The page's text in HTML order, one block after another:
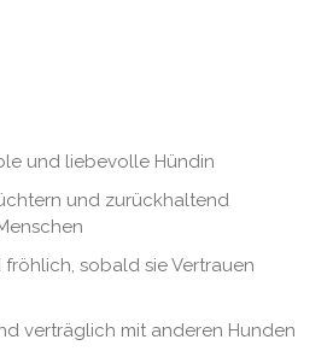
liebevolle Hündin
und zurückhaltend
sobald sie Vertrauen
mit anderen Hunden